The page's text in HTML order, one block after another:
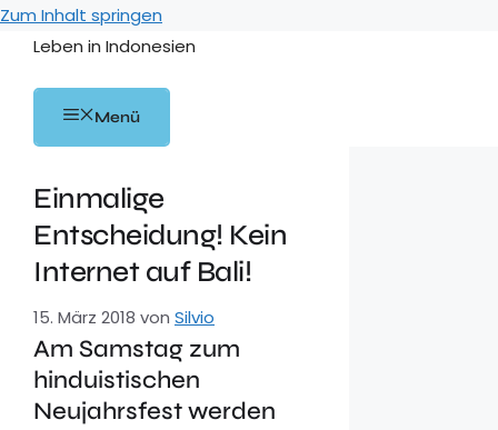
Zum Inhalt springen
Leben in Indonesien
Menü
Einmalige
Entscheidung! Kein
Internet auf Bali!
15. März 2018 von Silvio
Am Samstag zum
hinduistischen
Neujahrsfest werden